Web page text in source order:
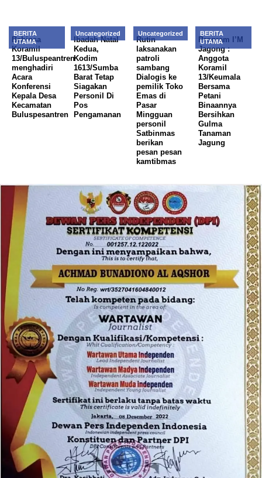
BERITA
UTAMA
Babinsa
Koramil
13/Buluspeantren
menghadiri
Acara
Konferensi
Kepala Desa
Kecamatan
Buluspesantren
Uncategorized
Ibadah Natal
Kedua,
Kodim
1613/Sumba
Barat Tetap
Siagakan
Personil Di
Pos
Pengamanan
Uncategorized
Rutin
laksanakan
patroli
sambang
Dialogis ke
pemilik Toko
Emas di
Pasar
Mingguan
personil
Satbinmas
berikan
pesan pesan
kamtibmas
BERITA
UTAMA
Program I’M
Jagong :
Anggota
Koramil
13/Keumala
Bersama
Petani
Binaannya
Bersihkan
Gulma
Tanaman
Jagung